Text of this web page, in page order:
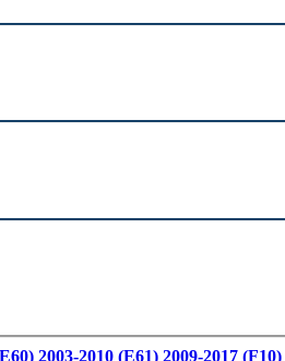
2003-2010 (E61) 2009-2017 (F10)